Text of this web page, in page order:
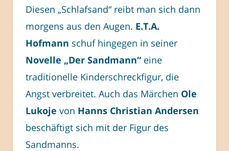
Diesen „Schlafsand“ reibt man sich dann
morgens aus den Augen. E.T.A.
Hofmann schuf hingegen in seiner
Novelle „Der Sandmann“ eine
traditionelle Kinderschreckfigur, die
Angst verbreitet. Auch das Märchen Ole
Lukoje von Hanns Christian Andersen
beschäftigt sich mit der Figur des
Sandmanns.